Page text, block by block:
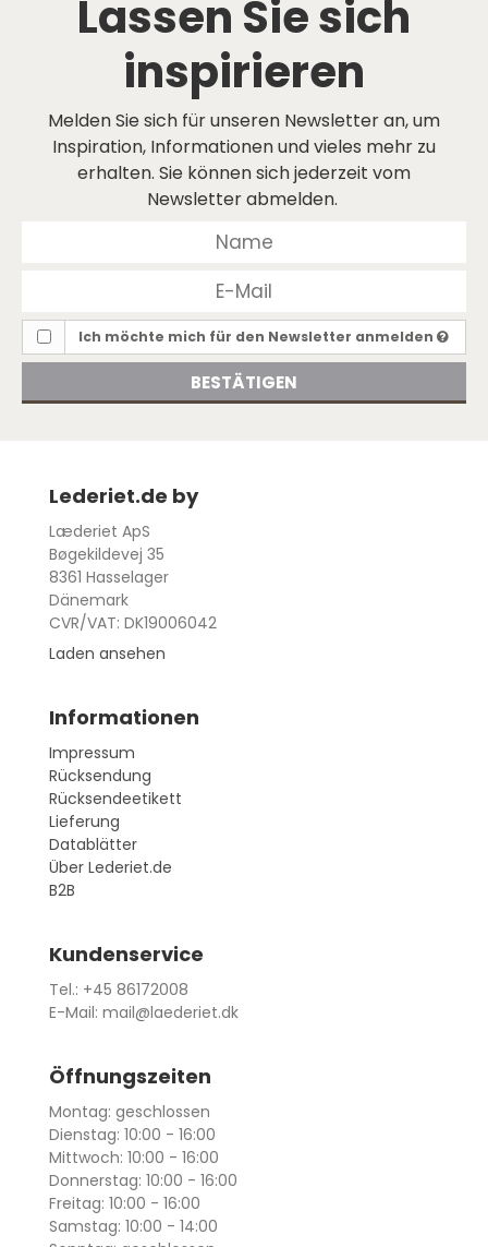
Lassen Sie sich
inspirieren
Melden Sie sich für unseren Newsletter an, um
Inspiration, Informationen und vieles mehr zu
erhalten. Sie können sich jederzeit vom
Newsletter abmelden.
Ich möchte mich für den Newsletter anmelden
BESTÄTIGEN
Lederiet.de by
Læderiet ApS
Bøgekildevej 35
8361 Hasselager
Dänemark
CVR/VAT: DK19006042
Laden ansehen
Informationen
Impressum
Rücksendung
Rücksendeetikett
Lieferung
Datablätter
Über Lederiet.de
B2B
Kundenservice
Tel.: +45 86172008
E-Mail: mail@laederiet.dk
Öffnungszeiten
Montag: geschlossen
Dienstag: 10:00 - 16:00
Mittwoch: 10:00 - 16:00
Donnerstag: 10:00 - 16:00
Freitag: 10:00 - 16:00
Samstag: 10:00 - 14:00